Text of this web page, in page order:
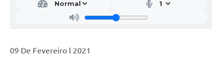
09 De Fevereiro l 2021